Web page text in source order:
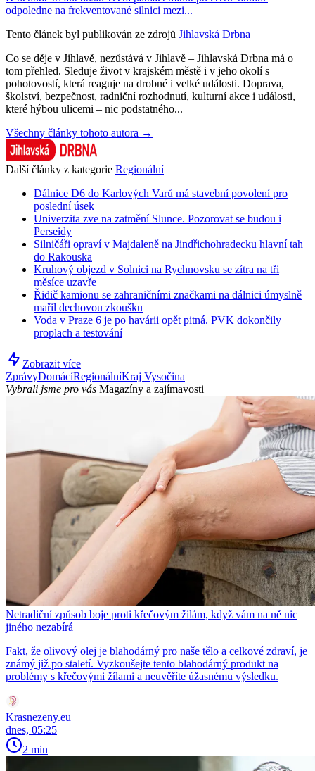
odpoledne na frekventované silnici mezi...
Tento článek byl publikován ze zdrojů Jihlavská Drbna
Co se děje v Jihlavě, nezůstává v Jihlavě – Jihlavská Drbna má o
tom přehled. Sleduje život v krajském městě i v jeho okolí s
pohotovostí, která reaguje na drobné i velké události. Doprava,
školství, bezpečnost, radniční rozhodnutí, kulturní akce i události,
které hýbou ulicemi – nic podstatného...
Všechny články tohoto autora →
Další články z kategorie Regionální
Dálnice D6 do Karlových Varů má stavební povolení pro
poslední úsek
Univerzita zve na zatmění Slunce. Pozorovat se budou i
Perseidy
Silničáři opraví v Majdaleně na Jindřichohradecku hlavní tah
do Rakouska
Kruhový objezd v Solnici na Rychnovsku se zítra na tři
měsíce uzavře
Řidič kamionu se zahraničními značkami na dálnici úmyslně
mařil dechovou zkoušku
Voda v Praze 6 je po havárii opět pitná. PVK dokončily
proplach a testování
Zobrazit více
ZprávyDomácíRegionálníKraj Vysočina
Vybrali jsme pro vás Magazíny a zajímavosti
Netradiční způsob boje proti křečovým žilám, když vám na ně nic
jiného nezabírá
Fakt, že olivový olej je blahodárný pro naše tělo a celkové zdraví, je
známý již po staletí. Vyzkoušejte tento blahodárný produkt na
problémy s křečovými žílami a neuvěříte úžasnému výsledku.
Krasnezeny.eu
dnes, 05:25
2 min